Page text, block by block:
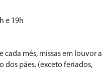
e 19h
cada mês, missas em louvor a
dos pães. (exceto feriados,